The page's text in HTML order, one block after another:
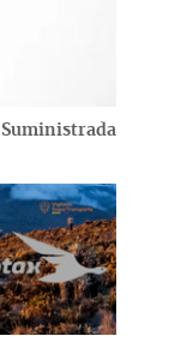
Suministrada